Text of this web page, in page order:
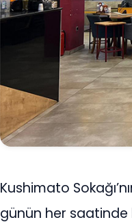
Kushimato
günün her saatinde